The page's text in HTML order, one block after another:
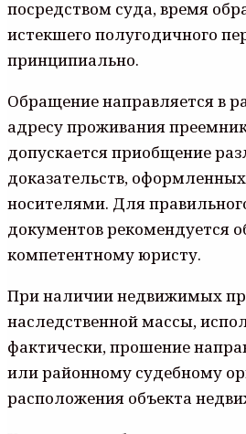
посредством суда, время
истекшего полугодичного
принципиально.
Обращение направляется в
адресу проживания
допускается приобщение
доказательств,
носителями. Для
документов рекомендуется
компетентному юристу.
При наличии недвижимых
наследственной массы,
фактически, прошение
или районному судебному
расположения объекта